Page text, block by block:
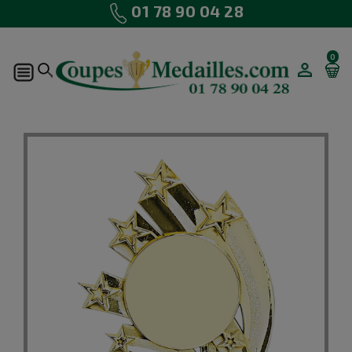
01 78 90 04 28
0